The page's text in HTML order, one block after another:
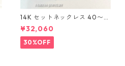
14K セットネックレス 40〜4
5cm 1mm
¥32,060
30%OFF